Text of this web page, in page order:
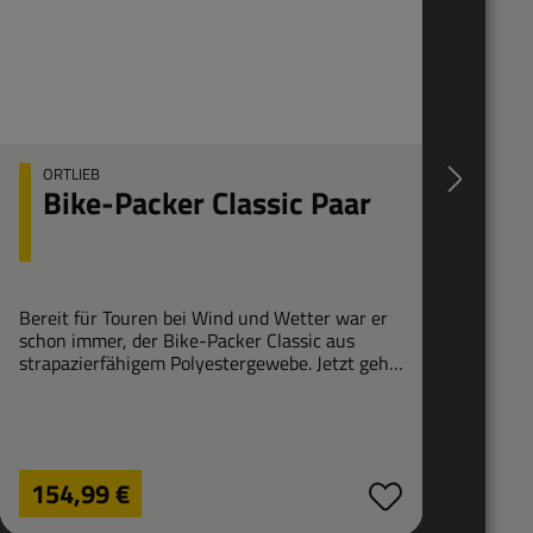
ORTLIEB
Bike-Packer Classic Paar
Bereit für Touren bei Wind und Wetter war er
schon immer, der Bike-Packer Classic aus
strapazierfähigem Polyestergewebe. Jetzt geht
Regulärer Preis:
154,99 €